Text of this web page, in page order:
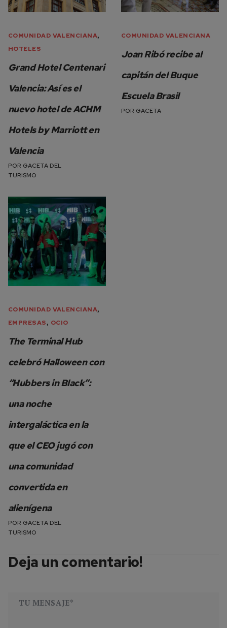
COMUNIDAD VALENCIANA,
HOTELES
Grand Hotel Centenari
Valencia: Así es el
nuevo hotel de ACHM
Hotels by Marriott en
Valencia
POR GACETA DEL
TURISMO
COMUNIDAD VALENCIANA
Joan Ribó recibe al
capitán del Buque
Escuela Brasil
POR GACETA
COMUNIDAD VALENCIANA,
EMPRESAS, OCIO
The Terminal Hub
celebró Halloween con
“Hubbers in Black”:
una noche
intergaláctica en la
que el CEO jugó con
una comunidad
convertida en
alienígena
POR GACETA DEL
TURISMO
Deja un comentario!